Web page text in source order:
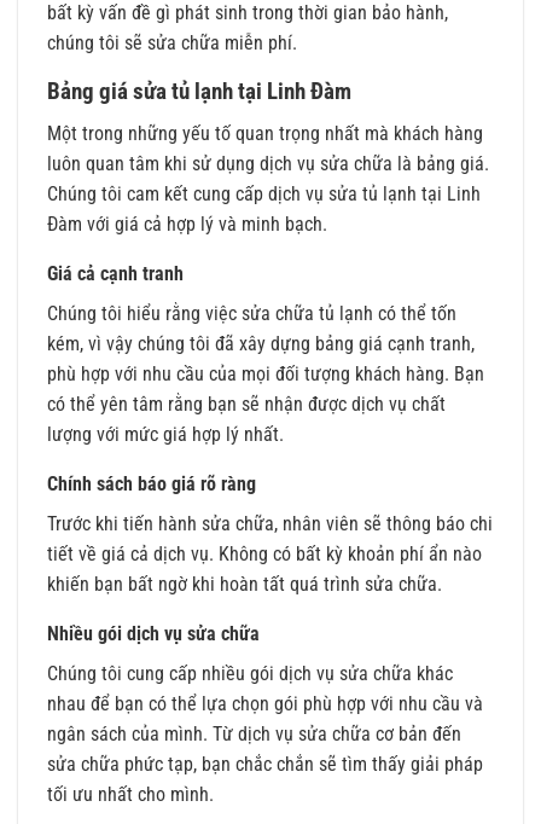
bất kỳ vấn đề gì phát sinh trong thời gian bảo hành,
chúng tôi sẽ sửa chữa miễn phí.
Bảng giá sửa tủ lạnh tại Linh Đàm
Một trong những yếu tố quan trọng nhất mà khách hàng
luôn quan tâm khi sử dụng dịch vụ sửa chữa là bảng giá.
Chúng tôi cam kết cung cấp dịch vụ sửa tủ lạnh tại Linh
Đàm với giá cả hợp lý và minh bạch.
Giá cả cạnh tranh
Chúng tôi hiểu rằng việc sửa chữa tủ lạnh có thể tốn
kém, vì vậy chúng tôi đã xây dựng bảng giá cạnh tranh,
phù hợp với nhu cầu của mọi đối tượng khách hàng. Bạn
có thể yên tâm rằng bạn sẽ nhận được dịch vụ chất
lượng với mức giá hợp lý nhất.
Chính sách báo giá rõ ràng
Trước khi tiến hành sửa chữa, nhân viên sẽ thông báo chi
tiết về giá cả dịch vụ. Không có bất kỳ khoản phí ẩn nào
khiến bạn bất ngờ khi hoàn tất quá trình sửa chữa.
Nhiều gói dịch vụ sửa chữa
Chúng tôi cung cấp nhiều gói dịch vụ sửa chữa khác
nhau để bạn có thể lựa chọn gói phù hợp với nhu cầu và
ngân sách của mình. Từ dịch vụ sửa chữa cơ bản đến
sửa chữa phức tạp, bạn chắc chắn sẽ tìm thấy giải pháp
tối ưu nhất cho mình.